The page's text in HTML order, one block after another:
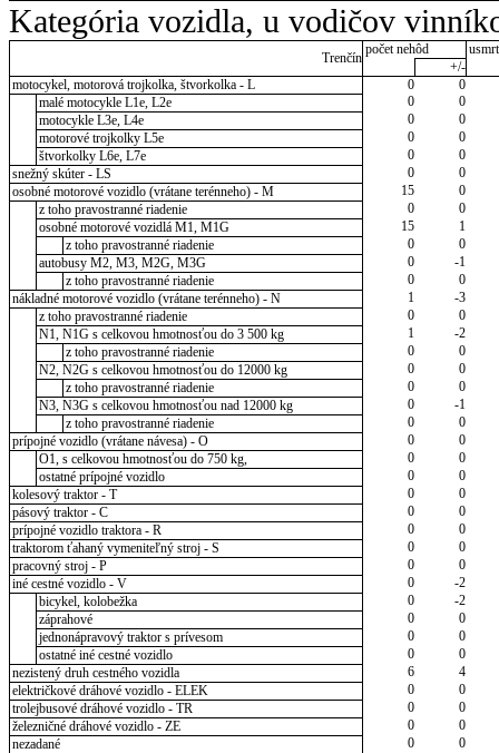
Kategória vozidla, u vodičov
Trenčín
počet nehôd
+/-
motocykel, motorová trojkolka, štvorkolka - L
0
0
malé motocykle L1e, L2e
0
0
motocykle L3e, L4e
0
0
motorové trojkolky L5e
0
0
štvorkolky L6e, L7e
0
0
snežný skúter - LS
0
0
osobné motorové vozidlo (vrátane terénneho) - M
15
0
z toho pravostranné riadenie
0
0
osobné motorové vozidlá M1, M1G
15
1
z toho pravostranné riadenie
0
0
autobusy M2, M3, M2G, M3G
0
-1
z toho pravostranné riadenie
0
0
nákladné motorové vozidlo (vrátane terénneho) - N
1
-3
z toho pravostranné riadenie
0
0
N1, N1G s celkovou hmotnosťou do 3 500 kg
1
-2
z toho pravostranné riadenie
0
0
N2, N2G s celkovou hmotnosťou do 12000 kg
0
0
z toho pravostranné riadenie
0
0
N3, N3G s celkovou hmotnosťou nad 12000 kg
0
-1
z toho pravostranné riadenie
0
0
prípojné vozidlo (vrátane návesa) - O
0
0
O1, s celkovou hmotnosťou do 750 kg,
0
0
ostatné prípojné vozidlo
0
0
kolesový traktor - T
0
0
pásový traktor - C
0
0
prípojné vozidlo traktora - R
0
0
traktorom ťahaný vymeniteľný stroj - S
0
0
pracovný stroj - P
0
0
iné cestné vozidlo - V
0
-2
bicykel, kolobežka
0
-2
záprahové
0
0
jednonápravový traktor s prívesom
0
0
ostatné iné cestné vozidlo
0
0
nezistený druh cestného vozidla
6
4
električkové dráhové vozidlo - ELEK
0
0
trolejbusové dráhové vozidlo - TR
0
0
železničné dráhové vozidlo - ZE
0
0
nezadané
0 0